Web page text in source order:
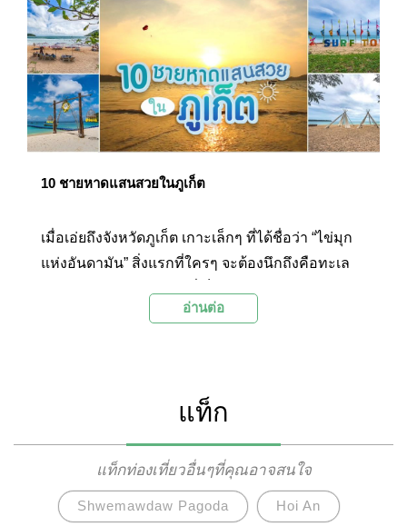
10 ชายหาดแสนสวยในภูเก็ต
เมื่อเอ่ยถึงจังหวัดภูเก็ต เกาะเล็กๆ ที่ได้ชื่อว่า “ไข่มุก
แห่งอันดามัน” สิ่งแรกที่ใครๆ จะต้องนึกถึงคือทะเล
กลางวัน พระอาทิตย์ตกสวยๆ ชวนผ่อนคลายในช่วง
แสนสวยของภูเก็ตทั้ง 10 แห่งมาฝากกัน
อ่านต่อ
แท็ก
แท็กท่องเที่ยวอื่นๆที่คุณอาจสนใจ
Shwemawdaw Pagoda Hoi An